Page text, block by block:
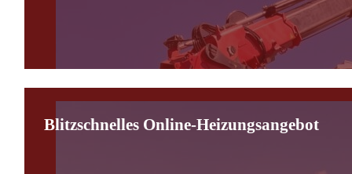
Blitzschnelles Online-Heizungsangebot